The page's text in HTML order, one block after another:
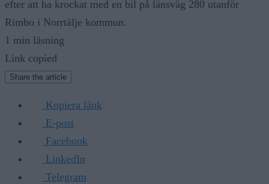
efter att ha krockat med en bil på länsväg 280 utanför
Rimbo i Norrtälje kommun.
1 min läsning
Link copied
Share the article
Kopiera länk
E-post
Facebook
LinkedIn
Telegram